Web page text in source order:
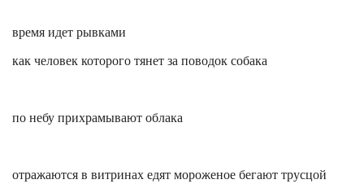
время идет рывками
как человек которого тянет за поводок собака
по небу прихрамывают облака
отражаются в витринах едят мороженое бегают трусцой